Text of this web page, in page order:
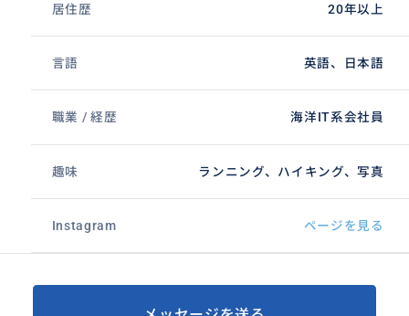
居住歴 20年以上
言語 英語、日本語
職業 / 経歴 海洋IT系会社員
趣味 ランニング、ハイキング、写真
Instagram ページを見る